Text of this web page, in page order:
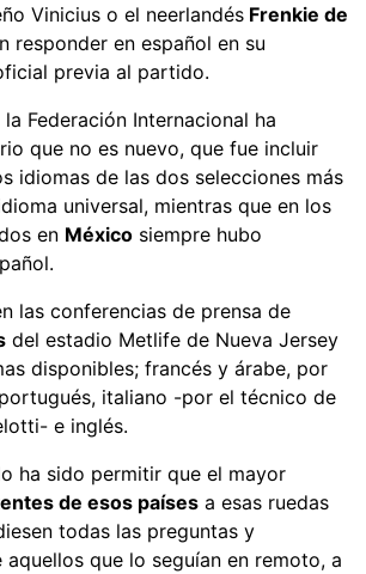
Vinicius o el neerlandés Frenkie de
responder en español en su
previa al partido.
la Federación Internacional ha
que no es nuevo, que fue incluir
idiomas de las dos selecciones más
universal, mientras que en los
en México siempre hubo
las conferencias de prensa de
del estadio Metlife de Nueva Jersey
disponibles; francés y árabe, por
italiano -por el técnico de
e inglés.
ha sido permitir que el mayor
de esos países a esas ruedas
todas las preguntas y
aquellos que lo seguían en remoto, a